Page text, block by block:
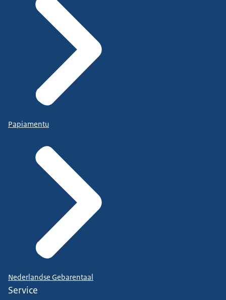
Papiamentu
Nederlandse Gebarentaal
Service